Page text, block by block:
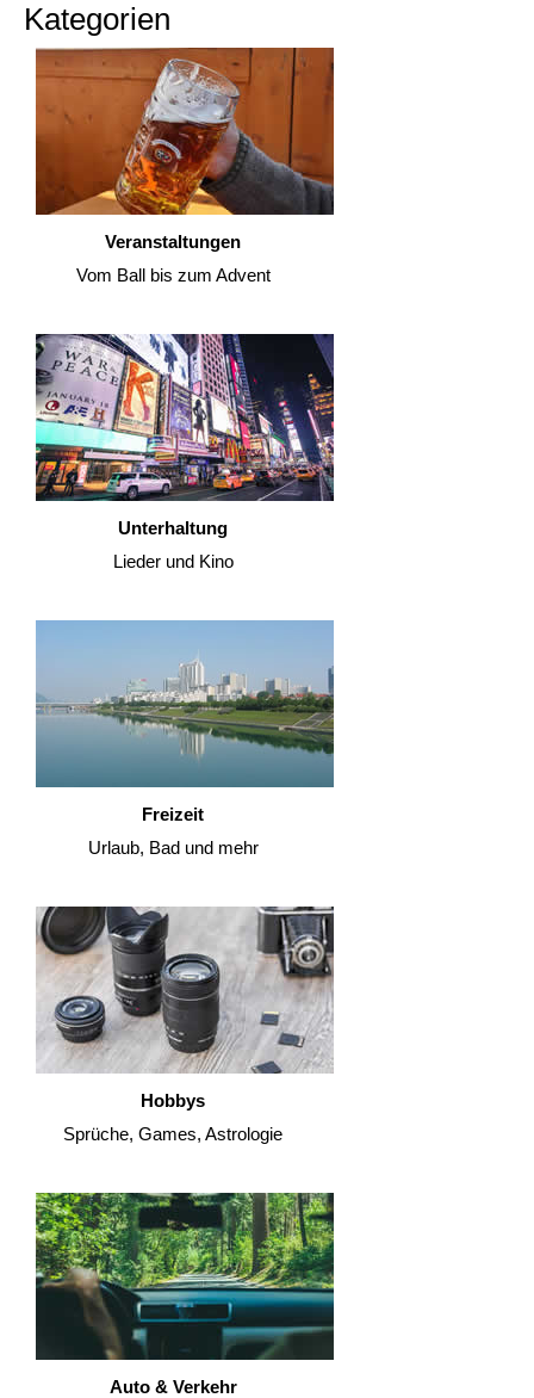
Kategorien
Veranstaltungen
Vom Ball bis zum Advent
Unterhaltung
Lieder und Kino
Freizeit
Urlaub, Bad und mehr
Hobbys
Sprüche, Games, Astrologie
Auto & Verkehr